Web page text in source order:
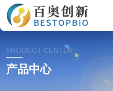
PRODUCT CENTER
产品中心